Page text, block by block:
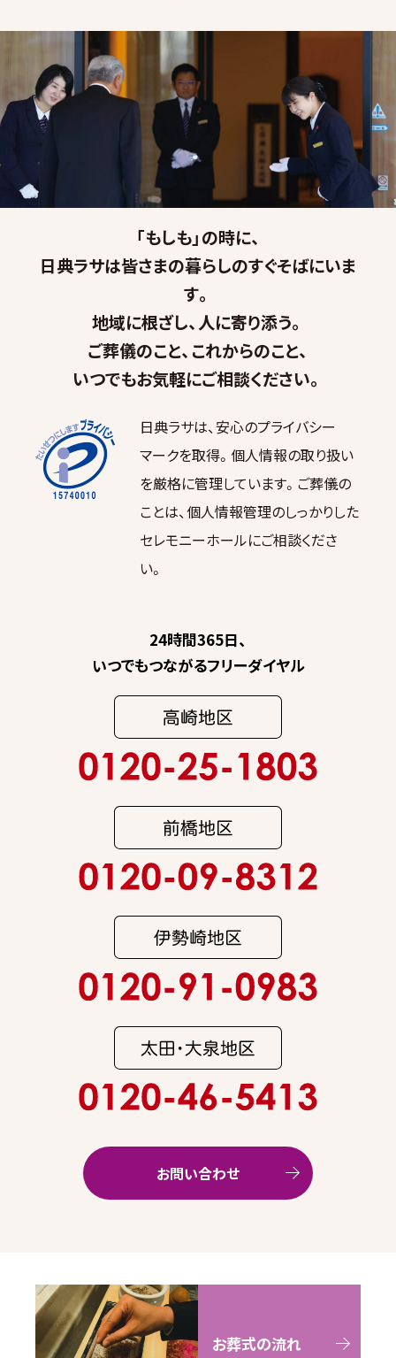
「もしも」の時に、
日典ラサは皆さまの暮らしのすぐそばにいま
す。
地域に根ざし、人に寄り添う。
ご葬儀のこと、これからのこと、
いつでもお気軽にご相談ください。
日典ラサは、安心のプライバシー
マークを取得。個人情報の取り扱い
を厳格に管理しています。ご葬儀の
ことは、個人情報管理のしっかりした
セレモニーホールにご相談くださ
い。
24時間365日、
いつでもつながるフリーダイヤル
お問い合わせ
お葬式の流れ